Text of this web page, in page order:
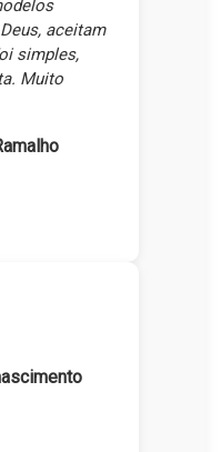
aceitam
simples,
Muito